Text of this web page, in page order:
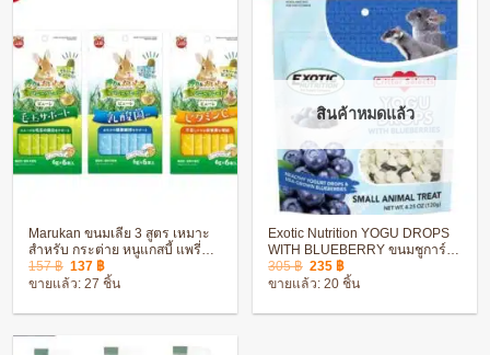
Marukan ขนมเลีย 3 สูตร เหมาะ
สำหรับ กระต่าย หนูแกสบี้ แพรี่ด็
อก
157฿ Original
price
was:
137 ฿Current
price
is:
ขายแล้ว: 27 ชิ้น
สินค้าหมดแล้ว
Exotic Nutrition YOGU DROPS
WITH BLUEBERRY ขนมชูการ์
ไกลเดอร์ ชินชิล่า
305฿ Original
price
was:
235 ฿Current
price
is:
ขายแล้ว: 20 ชิ้น